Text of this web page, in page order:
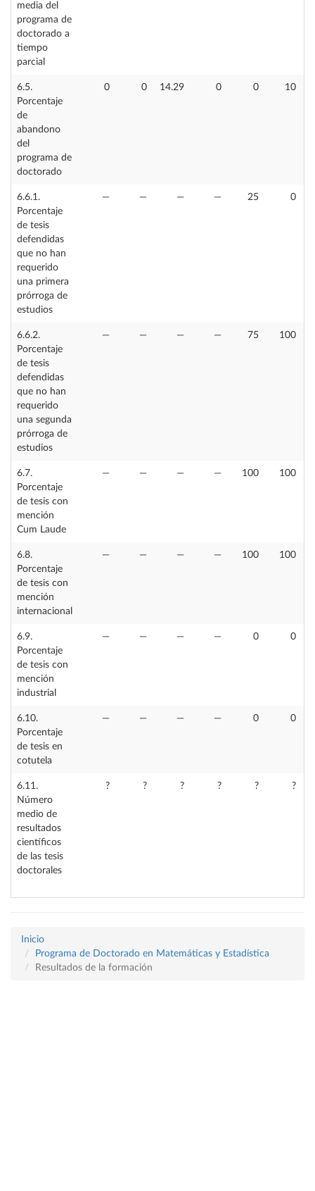
media del
programa de
doctorado a
tiempo
parcial
6.5.
Porcentaje
de
abandono
del
programa de
doctorado
0 0 14.29 0 0 10
6.6.1.
Porcentaje
de tesis
defendidas
que no han
requerido
una primera
prórroga de
estudios
— — — — 25 0
6.6.2.
Porcentaje
de tesis
defendidas
que no han
requerido
una segunda
prórroga de
estudios
— — — — 75 100
6.7.
Porcentaje
de tesis con
mención
Cum Laude
— — — — 100 100
6.8.
Porcentaje
de tesis con
mención
internacional
— — — — 100 100
6.9.
Porcentaje
de tesis con
mención
industrial
— — — — 0 0
6.10.
Porcentaje
de tesis en
cotutela
— — — — 0 0
6.11.
Número
medio de
resultados
científicos
de las tesis
doctorales
? ? ? ? ? ?
Inicio
Programa de Doctorado en Matemáticas y Estadística
Resultados de la formación